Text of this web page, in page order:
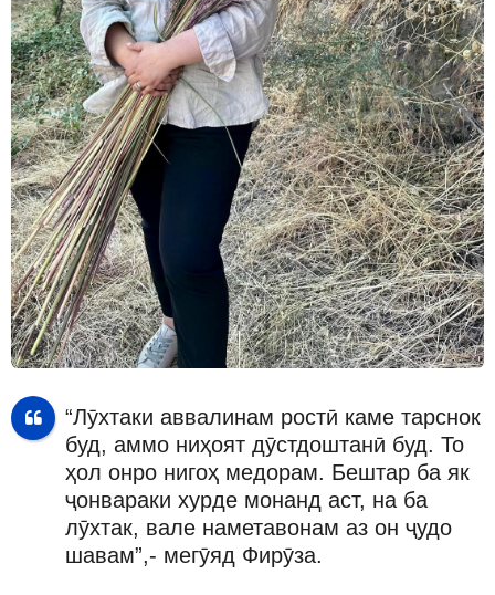
“Лӯхтаки аввалинам ростӣ каме тарснок
буд, аммо ниҳоят дӯстдоштанӣ буд. То
ҳол онро нигоҳ медорам. Бештар ба як
ҷонвараки хурде монанд аст, на ба
лӯхтак, вале наметавонам аз он ҷудо
шавам”,- мегӯяд Фирӯза.